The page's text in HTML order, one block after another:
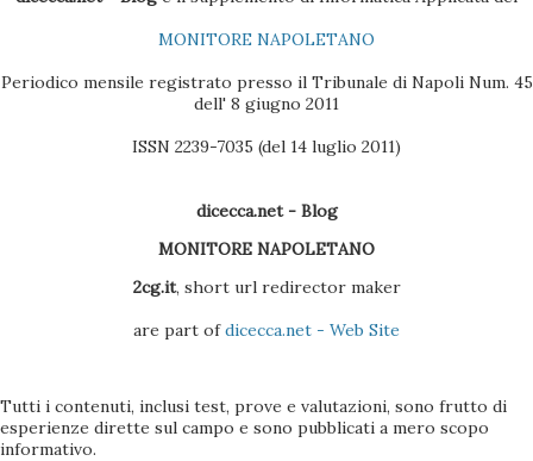
MONITORE NAPOLETANO
Periodico mensile registrato presso il Tribunale di Napoli Num. 45
dell' 8 giugno 2011
ISSN 2239-7035 (del 14 luglio 2011)
dicecca.net - Blog
MONITORE NAPOLETANO
2cg.it, short url redirector maker
are part ofdicecca.net - Web Site
Tutti i contenuti, inclusi test, prove e valutazioni, sono frutto di
esperienze dirette sul campo e sono pubblicati a mero scopo
informativo.